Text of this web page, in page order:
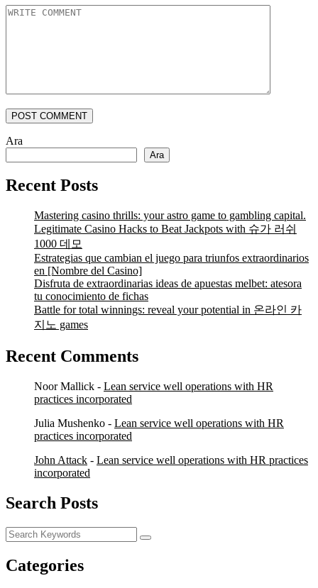
POST COMMENT
Ara
Ara
Recent Posts
Mastering casino thrills: your astro game to gambling capital.
Legitimate Casino Hacks to Beat Jackpots with 슈가 러쉬
1000 데모
Estrategias que cambian el juego para triunfos extraordinarios
en [Nombre del Casino]
Disfruta de extraordinarias ideas de apuestas melbet: atesora
tu conocimiento de fichas
Battle for total winnings: reveal your potential in 온라인 카
지노 games
Recent Comments
Noor Mallick - Lean service well operations with HR
practices incorporated
Julia Mushenko - Lean service well operations with HR
practices incorporated
John Attack - Lean service well operations with HR practices
incorporated
Search Posts
Categories